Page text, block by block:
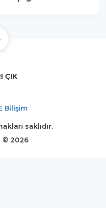
ÇIK
Bilişim
saklıdır.
© 2026